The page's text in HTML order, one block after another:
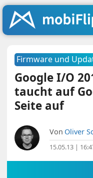
Firmware und
Google I/O
taucht auf
Seite auf
Von Oliver
15.05.13 |